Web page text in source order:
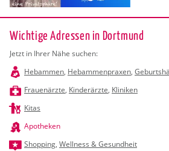
Wichtige Adressen in Dortmund
Jetzt in Ihrer Nähe suchen:
Hebammen, Hebammenpraxen,
Frauenärzte, Kinderärzte, Kliniken
Kitas
Apotheken
Shopping, Wellness & Gesundheit